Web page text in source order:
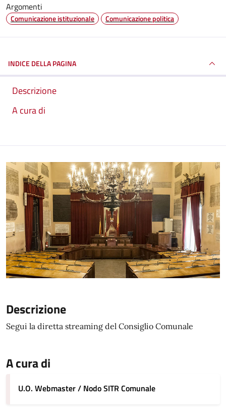
Argomenti
Comunicazione istituzionale Comunicazione politica
INDICE DELLA PAGINA
Descrizione
A cura di
Descrizione
Segui la diretta streaming del Consiglio Comunale
A cura di
U.O. Webmaster / Nodo SITR Comunale